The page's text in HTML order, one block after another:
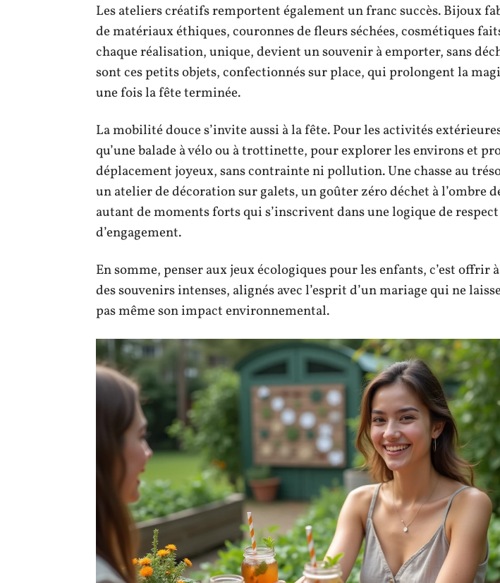
Les ateliers créatifs remportent également un franc succès. Bijoux
de matériaux éthiques, couronnes de fleurs séchées, cosmétiques
chaque réalisation, unique, devient un souvenir à emporter, sans
sont ces petits objets, confectionnés sur place, qui prolongent la
une fois la fête terminée.
La mobilité douce s’invite aussi à la fête. Pour les activités
qu’une balade à vélo ou à trottinette, pour explorer les environs et
déplacement joyeux, sans contrainte ni pollution. Une chasse au
un atelier de décoration sur galets, un goûter zéro déchet à l’ombre
autant de moments forts qui s’inscrivent dans une logique de
d’engagement.
En somme, penser aux jeux écologiques pour les enfants, c’est offrir
des souvenirs intenses, alignés avec l’esprit d’un mariage qui ne
pas même son impact environnemental.